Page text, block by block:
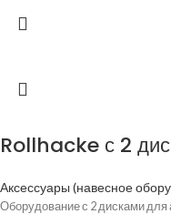
Rollhacke с 2
Аксессуары (навесное
Оборудование с 2 дисками